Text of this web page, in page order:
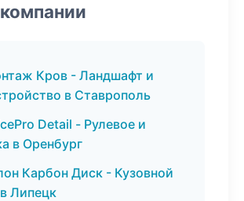
Кров - Ландшафт и
в Ставрополь
Detail - Рулевое и
в Оренбург
Карбон Диск - Кузовной
Липецк